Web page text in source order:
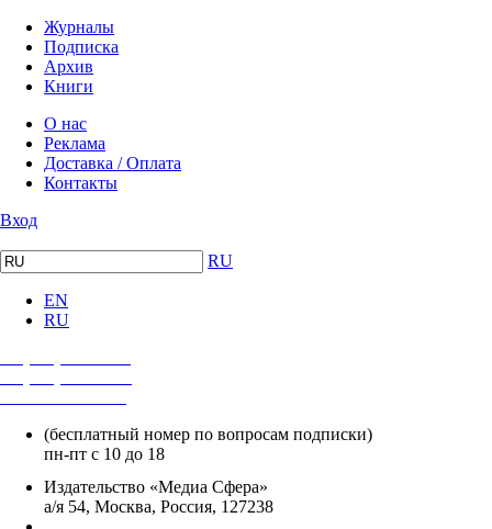
Журналы
Подписка
Архив
Книги
О нас
Реклама
Доставка / Оплата
Контакты
Вход
RU
EN
RU
(бесплатный номер по вопросам подписки)
пн-пт с 10 до 18
Издательство «Медиа Сфера»
а/я 54, Москва, Россия, 127238